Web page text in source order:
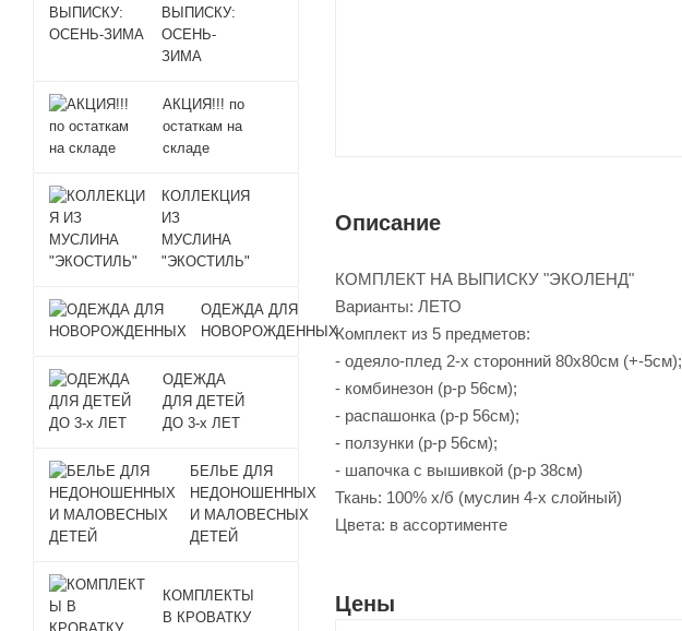
Описание
КОМПЛЕКТ НА ВЫПИСКУ "ЭКОЛЕНД"
Варианты: ЛЕТО
Комплект из 5 предметов:
- одеяло-плед 2-х сторонний 80х80см (+-5см);
- комбинезон (р-р 56см);
- распашонка (р-р 56см);
- ползунки (р-р 56см);
- шапочка с вышивкой (р-р 38см)
Ткань: 100% х/б (муслин 4-х слойный)
Цвета: в ассортименте
Цены
ВЫПИСКУ:
ОСЕНЬ-
ЗИМА
АКЦИЯ!!! по
остаткам на
складе
КОЛЛЕКЦИЯ
ИЗ
МУСЛИНА
"ЭКОСТИЛЬ"
ОДЕЖДА ДЛЯ
НОВОРОЖДЕННЫХ
ОДЕЖДА
ДЛЯ ДЕТЕЙ
ДО 3-х ЛЕТ
БЕЛЬЕ ДЛЯ
НЕДОНОШЕННЫХ
И МАЛОВЕСНЫХ
ДЕТЕЙ
КОМПЛЕКТЫ
В КРОВАТКУ